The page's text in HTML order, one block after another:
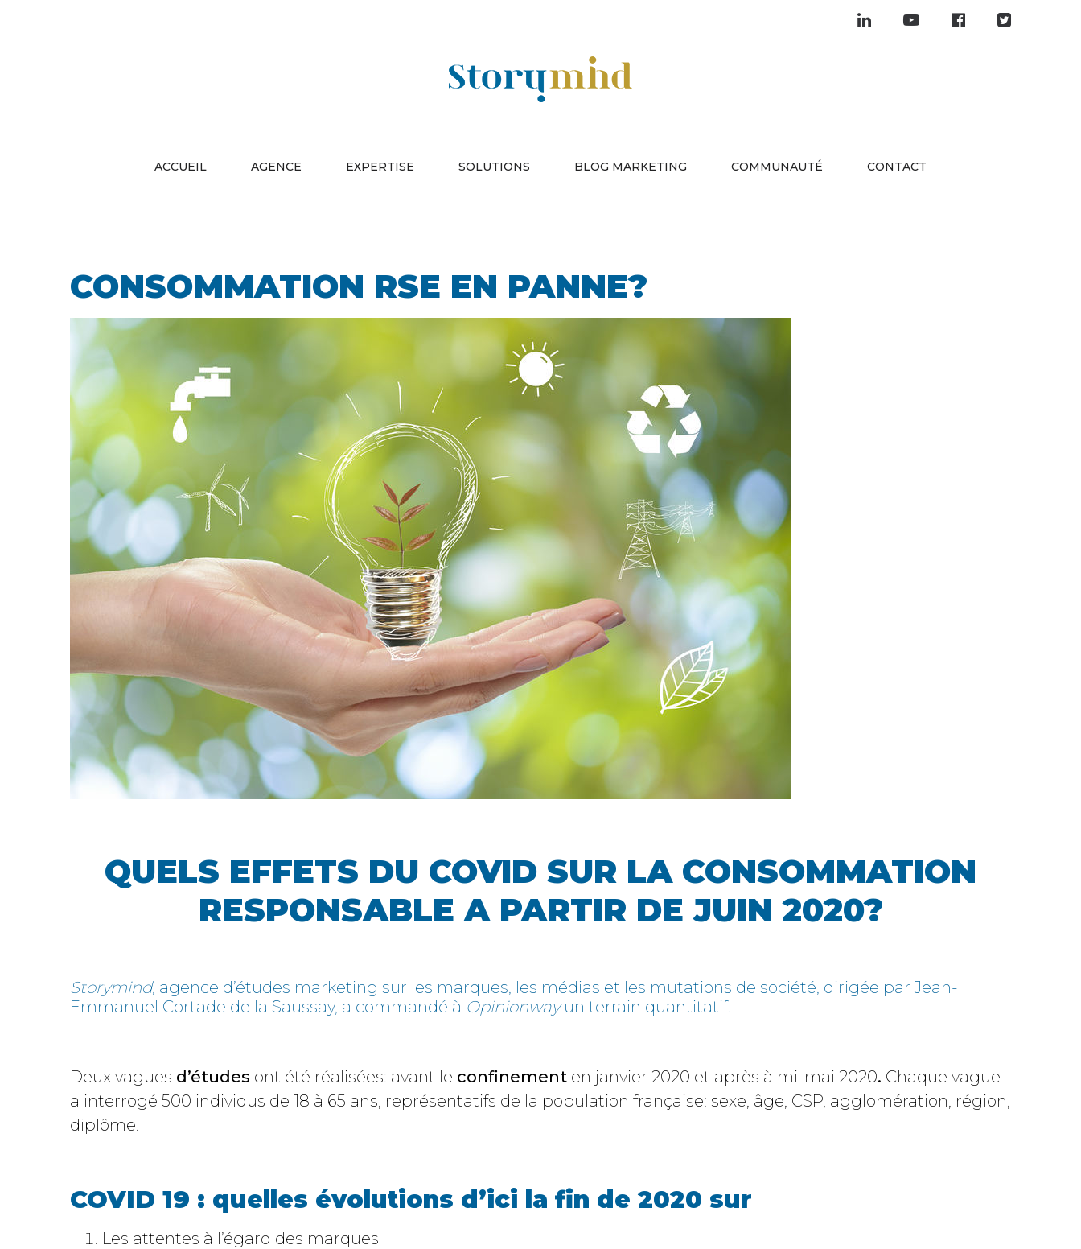
ACCUEIL AGENCE EXPERTISE SOLUTIONS BLOG MARKETING COMMUNAUTÉ CONTACT
CONSOMMATION RSE EN PANNE?
QUELS EFFETS DU COVID SUR LA CONSOMMATION
RESPONSABLE A PARTIR DE JUIN 2020?
Storymind, agence d’études marketing sur les marques, les médias et les mutations de société, dirigée par Jean-
Emmanuel Cortade de la Saussay, a commandé à Opinionwayun terrain quantitatif.
Deux vagues d’études ont été réalisées: avant le confinement en janvier 2020 et après à mi-mai 2020. Chaque vague
a interrogé 500 individus de 18 à 65 ans, représentatifs de la population française: sexe, âge, CSP, agglomération, région,
diplôme.
COVID 19 : quelles évolutions d’ici la fin de 2020 sur
Les attentes à l’égard des marques